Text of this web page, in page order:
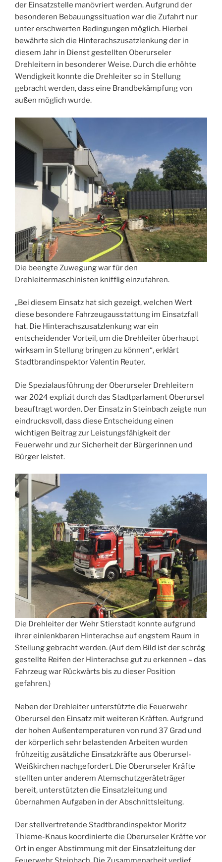
der Einsatzstelle manövriert werden. Aufgrund der
besonderen Bebauungssituation war die Zufahrt nur
unter erschwerten Bedingungen möglich. Hierbei
bewährte sich die Hinterachszusatzlenkung der in
diesem Jahr in Dienst gestellten Oberurseler
Drehleitern in besonderer Weise. Durch die erhöhte
Wendigkeit konnte die Drehleiter so in Stellung
gebracht werden, dass eine Brandbekämpfung von
außen möglich wurde.
Die beengte Zuwegung war für den
Drehleitermaschinisten knifflig einzufahren.
„Bei diesem Einsatz hat sich gezeigt, welchen Wert
diese besondere Fahrzeugausstattung im Einsatzfall
hat. Die Hinterachszusatzlenkung war ein
entscheidender Vorteil, um die Drehleiter überhaupt
wirksam in Stellung bringen zu können“, erklärt
Stadtbrandinspektor Valentin Reuter.
Die Spezialausführung der Oberurseler Drehleitern
war 2024 explizit durch das Stadtparlament Oberursel
beauftragt worden. Der Einsatz in Steinbach zeigte nun
eindrucksvoll, dass diese Entscheidung einen
wichtigen Beitrag zur Leistungsfähigkeit der
Feuerwehr und zur Sicherheit der Bürgerinnen und
Bürger leistet.
Die Drehleiter der Wehr Stierstadt konnte aufgrund
ihrer einlenkbaren Hinterachse auf engstem Raum in
Stellung gebracht werden. (Auf dem Bild ist der schräg
gestellte Reifen der Hinterachse gut zu erkennen – das
Fahrzeug war Rückwärts bis zu dieser Position
gefahren.)
Neben der Drehleiter unterstützte die Feuerwehr
Oberursel den Einsatz mit weiteren Kräften. Aufgrund
der hohen Außentemperaturen von rund 37 Grad und
der körperlich sehr belastenden Arbeiten wurden
frühzeitig zusätzliche Einsatzkräfte aus Oberursel-
Weißkirchen nachgefordert. Die Oberurseler Kräfte
stellten unter anderem Atemschutzgeräteträger
bereit, unterstützten die Einsatzleitung und
übernahmen Aufgaben in der Abschnittsleitung.
Der stellvertretende Stadtbrandinspektor Moritz
Thieme-Knaus koordinierte die Oberurseler Kräfte vor
Ort in enger Abstimmung mit der Einsatzleitung der